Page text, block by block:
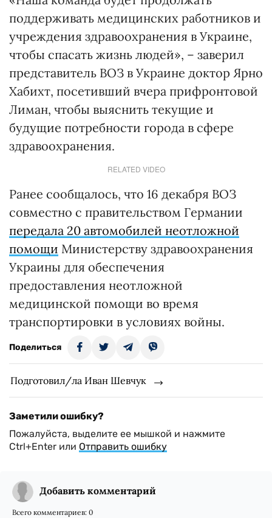
поддерживать медицинских работников и
учреждения здравоохранения в Украине,
чтобы спасать жизнь людей», – заверил
представитель ВОЗ в Украине доктор Ярно
Хабихт, посетивший вчера прифронтовой
Лиман, чтобы выяснить текущие и
будущие потребности города в сфере
здравоохранения.
RELATED VIDEO
Ранее сообщалось, что 16 декабря ВОЗ
совместно с правительством Германии
передала 20 автомобилей неотложной
помощи Министерству здравоохранения
Украины для обеспечения
предоставления неотложной
медицинской помощи во время
транспортировки в условиях войны.
Поделиться
Подготовил/ла Иван Шевчук
Заметили ошибку?
Пожалуйста, выделите ее мышкой и нажмите
Ctrl+Enter или Отправить ошибку
Добавить комментарий
Всего комментариев: 0